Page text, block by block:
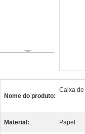
Nome do produto:
Caixa
Material: Papel